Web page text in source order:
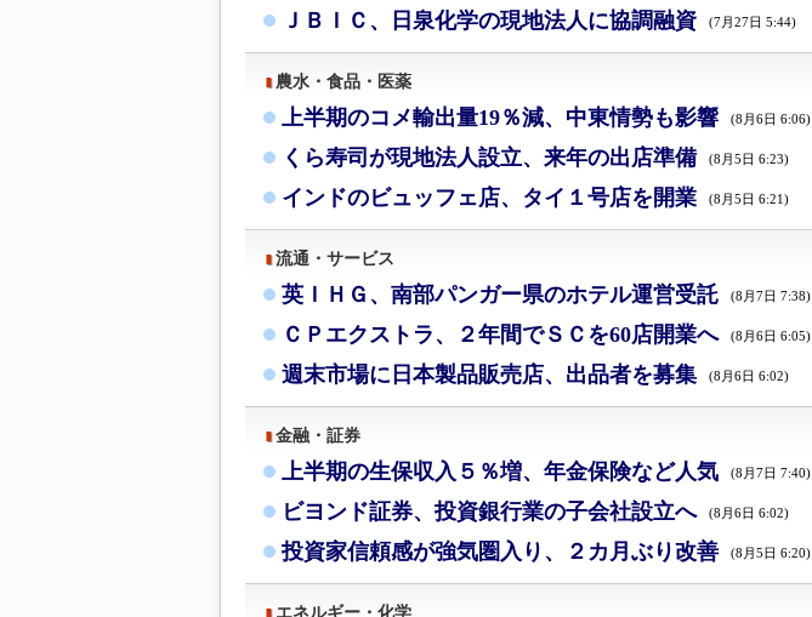
ＪＢＩＣ、日泉化学の現地法人に協調融資 (7月27日 5:44)
農水・食品・医薬
上半期のコメ輸出量19％減、中東情勢も影響 (8月6日 6:06)
くら寿司が現地法人設立、来年の出店準備 (8月5日 6:23)
インドのビュッフェ店、タイ１号店を開業 (8月5日 6:21)
流通・サービス
英ＩＨＧ、南部パンガー県のホテル運営受託 (8月7日 7:38)
ＣＰエクストラ、２年間でＳＣを60店開業へ (8月6日 6:05)
週末市場に日本製品販売店、出品者を募集 (8月6日 6:02)
金融・証券
上半期の生保収入５％増、年金保険など人気 (8月7日 7:40)
ビヨンド証券、投資銀行業の子会社設立へ (8月6日 6:02)
投資家信頼感が強気圏入り、２カ月ぶり改善 (8月5日 6:20)
エネルギー・化学